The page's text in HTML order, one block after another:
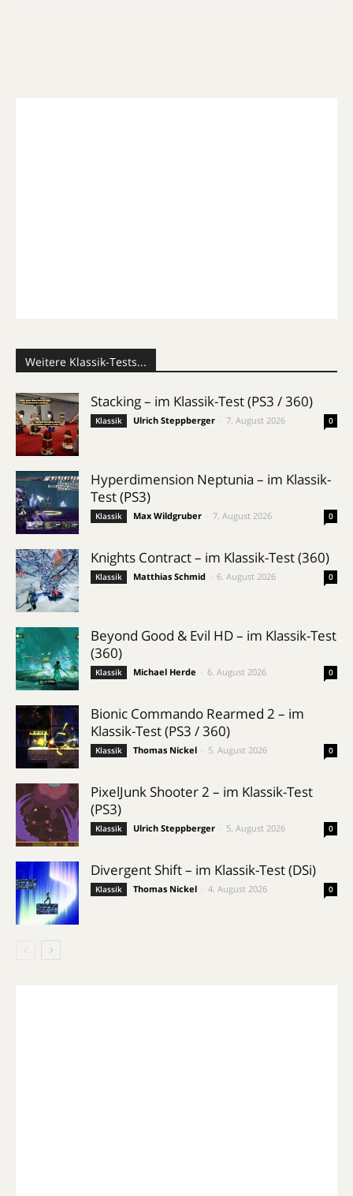
Weitere Klassik-Tests...
Stacking – im Klassik-Test (PS3 / 360)
Klassik Ulrich Steppberger 7. August 2026 0
Hyperdimension Neptunia – im Klassik-
Test (PS3)
Klassik Max Wildgruber 7. August 2026 0
Knights Contract – im Klassik-Test (360)
Klassik Matthias Schmid 6. August 2026 0
Beyond Good & Evil HD – im Klassik-Test
(360)
Klassik Michael Herde 6. August 2026 0
Bionic Commando Rearmed 2 – im
Klassik-Test (PS3 / 360)
Klassik Thomas Nickel 5. August 2026 0
PixelJunk Shooter 2 – im Klassik-Test
(PS3)
Klassik Ulrich Steppberger 5. August 2026 0
Divergent Shift – im Klassik-Test (DSi)
Klassik Thomas Nickel 4. August 2026 0